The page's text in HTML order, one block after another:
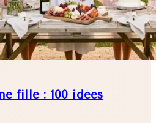
fille : 100 idées